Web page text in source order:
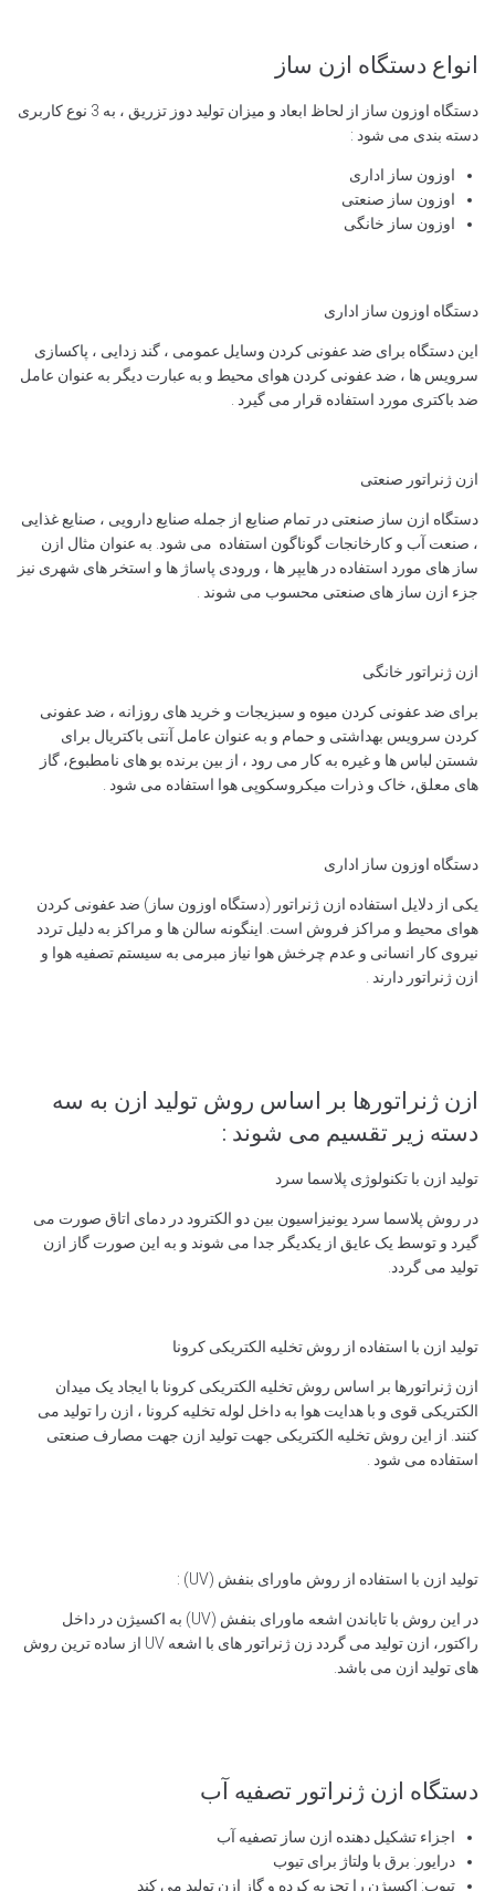
انواع دستگاه ازن ساز
دستگاه اوزون ساز از لحاظ ابعاد و میزان تولید دوز تزریق ، به 3 نوع کاربری
دسته بندی می شود :
اوزون ساز اداری
اوزون ساز صنعتی
اوزون ساز خانگی
دستگاه اوزون ساز اداری
این دستگاه برای ضد عفونی کردن وسایل عمومی ، گند زدایی ، پاکسازی
سرویس ها ، ضد عفونی کردن هوای محیط و به عبارت دیگر به عنوان عامل
ضد باکتری مورد استفاده قرار می گیرد .
ازن ژنراتور صنعتی
دستگاه ازن ساز صنعتی در تمام صنایع از جمله صنایع دارویی ، صنایع غذایی
، صنعت آب و کارخانجات گوناگون استفاده می شود. به عنوان مثال ازن
ساز های مورد استفاده در هایپر ها ، ورودی پاساژ ها و استخر های شهری نیز
جزء ازن ساز های صنعتی محسوب می شوند .
ازن ژنراتور خانگی
برای ضد عفونی کردن میوه و سبزیجات و خرید های روزانه ، ضد عفونی
کردن سرویس بهداشتی و حمام و به عنوان عامل آنتی باکتریال برای
شستن لباس ها و غیره به کار می رود ، از بین برنده بو های نامطبوع، گاز
های معلق، خاک و ذرات میکروسکوپی هوا استفاده می شود .
دستگاه اوزون ساز اداری
یکی از دلایل استفاده ازن ژنراتور (دستگاه اوزون ساز) ضد عفونی کردن
هوای محیط و مراکز فروش است. اینگونه سالن ها و مراکز به دلیل تردد
نیروی کار انسانی و عدم چرخش هوا نیاز مبرمی به سیستم تصفیه هوا و
ازن ژنراتور دارند .
ازن ژنراتورها بر اساس روش تولید ازن به سه
دسته زیر تقسیم می شوند :
تولید ازن با تکنولوژی پلاسما سرد
در روش پلاسما سرد یونیزاسیون بین دو الکترود در دمای اتاق صورت می
گیرد و توسط یک عایق از یکدیگر جدا می شوند و به این صورت گاز ازن
تولید می گردد.
تولید ازن با استفاده از روش تخلیه الکتریکی کرونا
ازن ژنراتورها بر اساس روش تخلیه الکتریکی کرونا با ایجاد یک میدان
الکتریکی قوی و با هدایت هوا به داخل لوله تخلیه کرونا ، ازن را تولید می
کنند. از این روش تخلیه الکتریکی جهت تولید ازن جهت مصارف صنعتی
استفاده می شود .
تولید ازن با استفاده از روش ماورای بنفش (UV) :
در این روش با تاباندن اشعه ماورای بنفش (UV) به اکسیژن در داخل
راکتور، ازن تولید می گردد زن ژنراتور های با اشعه UV از ساده ترین روش
های تولید ازن می باشد.
دستگاه ازن ژنراتور تصفیه آب
اجزاء تشکیل دهنده ازن ساز تصفیه آب
درایور: برق با ولتاژ برای تیوب
تیوب: اکسیژن را تجزیه کرده و گاز ازن تولید می کند